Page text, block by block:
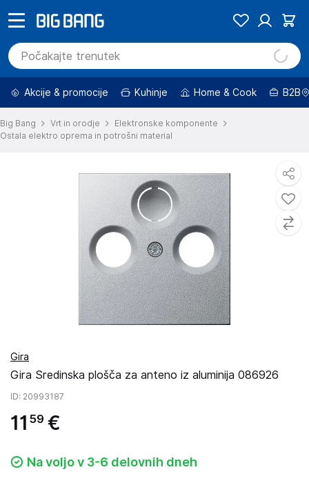
Akcije & promocije Kuhinje Home & Cook B2B
Big Bang Vrt in orodje
Elektronske komponente
Ostala elektro oprema in potrošni material
Gira
Gira Sredinska plošča za anteno iz aluminija 086926
ID: 20993187
11 59 €
Na voljo v 3-6 delovnih dneh